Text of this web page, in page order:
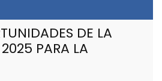
DE LA
PARA LA